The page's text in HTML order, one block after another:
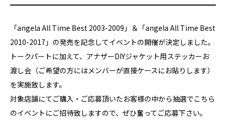
「angela All Time Best 2003-2009」＆「angela All Time Best
2010-2017」の発売を記念してイベントの開催が決定しました。
トークパートに加えて、アナザーDIYジャケット用ステッカーお
渡し会（ご希望の方にはメンバーが直接ケースにお貼りします）
を実施致します。
対象店舗にてご購入・ご応募頂いたお客様の中から抽選でこちら
のイベントにご招待致しますので、ぜひ奮ってご応募下さい。